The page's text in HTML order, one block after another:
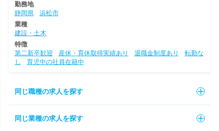
勤務地
静岡県
浜松市
業種
建設・土木
特徴
第二新卒歓迎
産休・育休取得実績あり 退職金制度あり
転勤な
し
育児中の社員在籍中
同じ職種の求人を探す
同じ業種の求人を探す